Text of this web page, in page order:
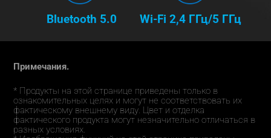
Bluetooth 5.0 Wi-Fi 2,4 ГГц/5 ГГц
Примечания.
* Продукты на этой странице приведены только в
ознакомительных целях и могут не соответствовать их
фактическому внешнему виду. Цвет и отделка
фактического продукта могут незначительно отличаться в
разных условиях.